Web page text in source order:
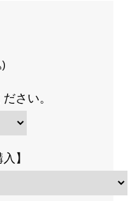
ださい。
入】